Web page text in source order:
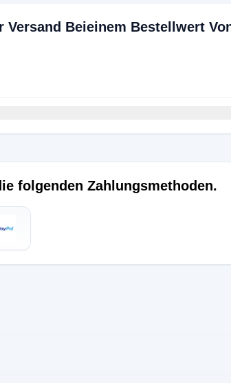
Versand Beieinem Bestellwert
folgenden Zahlungsmethoden.